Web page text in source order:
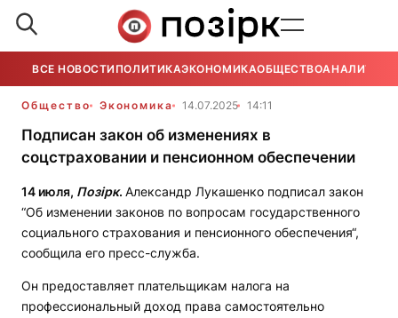
ВСЕ НОВОСТИ ПОЛИТИКАЭКОНОМИКАОБЩЕСТВОАНАЛИТИКА
Общество Экономика 14.07.2025 14:11
Подписан закон об изменениях в
соцстраховании и пенсионном обеспечении
14 июля, Позірк. Александр Лукашенко подписал закон
“Об изменении законов по вопросам государственного
социального страхования и пенсионного обеспечения“,
сообщила его пресс-служба.
Он предоставляет плательщикам налога на
профессиональный доход права самостоятельно